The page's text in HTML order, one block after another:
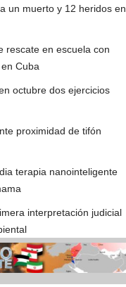
un muerto y 12 heridos en
rescate en escuela con
Cuba
octubre dos ejercicios
proximidad de tifón
terapia nanointeligente
interpretación judicial